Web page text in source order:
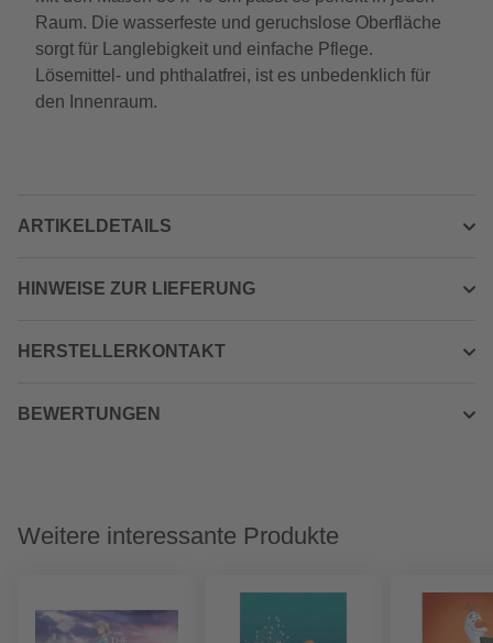
Raum. Die wasserfeste und geruchslose Oberfläche
sorgt für Langlebigkeit und einfache Pflege.
Lösemittel- und phthalatfrei, ist es unbedenklich für
den Innenraum.
ARTIKELDETAILS
HINWEISE ZUR LIEFERUNG
HERSTELLERKONTAKT
BEWERTUNGEN
Weitere interessante Produkte